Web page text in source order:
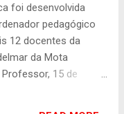
quatro anos, a
sua capacidade
era de 470 bovinos
foi desenvolvida
pedagógico
12 docentes da
da Mota
15 de